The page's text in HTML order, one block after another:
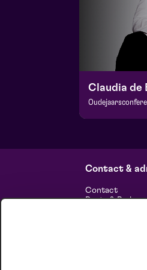
Claudia de
vr 2 oktober
Contact &
Contact
Route &